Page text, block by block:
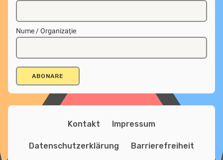
Nume / Organizație
Kontakt Impressum
Datenschutzerklärung Barrierefreiheit